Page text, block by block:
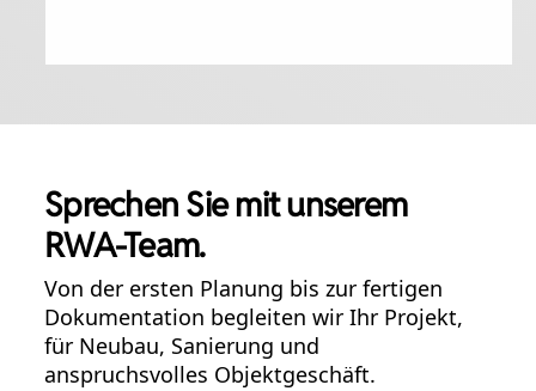
Sprechen Sie mit unserem
RWA-Team.
Von der ersten Planung bis zur fertigen
Dokumentation begleiten wir Ihr Projekt,
für Neubau, Sanierung und
anspruchsvolles Objektgeschäft.